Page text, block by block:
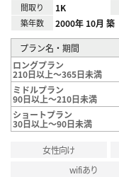
間取り 1K
築年数 2000年 10月 築
プラン名・期間
ロングプラン
210日以上～365日未満
ミドルプラン
90日以上～210日未満
ショートプラン
30日以上～90日未満
女性向け
wifiあり